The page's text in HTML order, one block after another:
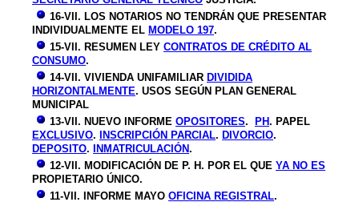
16-VII. LOS NOTARIOS NO TENDRÁN QUE PRESENTAR
INDIVIDUALMENTE EL MODELO 197.
15-VII. RESUMEN LEY CONTRATOS DE CRÉDITO AL
CONSUMO.
14-VII. VIVIENDA UNIFAMILIAR DIVIDIDA
HORIZONTALMENTE. USOS SEGÚN PLAN GENERAL
MUNICIPAL
13-VII. NUEVO INFORME OPOSITORES. PH. PAPEL
EXCLUSIVO. INSCRIPCIÓN PARCIAL. DIVORCIO.
DEPOSITO. INMATRICULACIÓN.
12-VII. MODIFICACIÓN DE P. H. POR EL QUE YA NO ES
PROPIETARIO ÚNICO.
11-VII. INFORME MAYO OFICINA REGISTRAL.